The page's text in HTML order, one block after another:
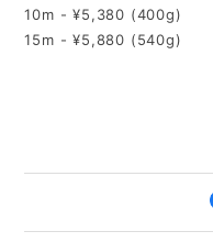
10m - ¥5,380 (400g)
15m - ¥5,880 (540g)